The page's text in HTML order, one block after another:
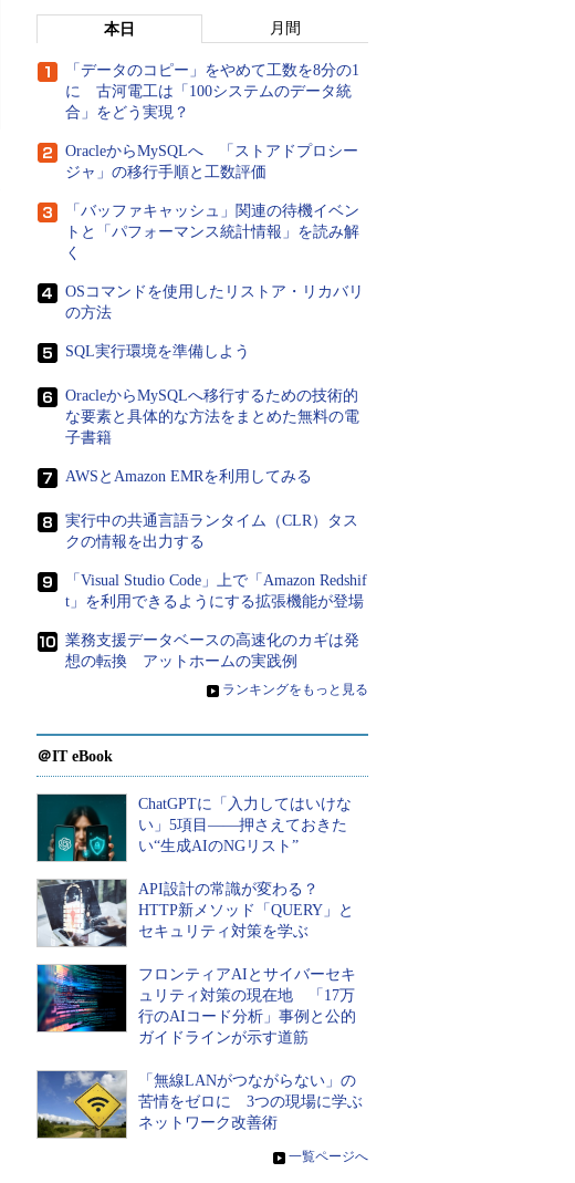
本日 月間
「データのコピー」をやめて工数を8分の1
に 古河電工は「100システムのデータ統
合」をどう実現？
OracleからMySQLへ 「ストアドプロシー
ジャ」の移行手順と工数評価
「バッファキャッシュ」関連の待機イベン
トと「パフォーマンス統計情報」を読み解
く
OSコマンドを使用したリストア・リカバリ
の方法
SQL実行環境を準備しよう
OracleからMySQLへ移行するための技術的
な要素と具体的な方法をまとめた無料の電
子書籍
AWSとAmazon EMRを利用してみる
実行中の共通言語ランタイム（CLR）タス
クの情報を出力する
「Visual Studio Code」上で「Amazon Redshif
t」を利用できるようにする拡張機能が登場
業務支援データベースの高速化のカギは発
想の転換 アットホームの実践例
» ランキングをもっと見る
＠IT eBook
ChatGPTに「入力してはいけな
い」5項目――押さえておきた
い“生成AIのNGリスト”
API設計の常識が変わる？
HTTP新メソッド「QUERY」と
セキュリティ対策を学ぶ
フロンティアAIとサイバーセキ
ュリティ対策の現在地 「17万
行のAIコード分析」事例と公的
ガイドラインが示す道筋
「無線LANがつながらない」の
苦情をゼロに 3つの現場に学ぶ
ネットワーク改善術
» 一覧ページへ